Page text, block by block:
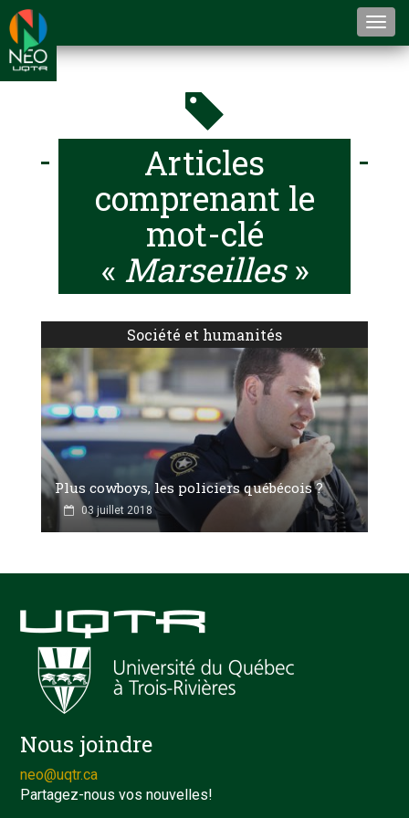
Articles
comprenant le
mot-clé
« Marseilles»
Société et humanités
Plus cowboys, les policiers québécois ?
03 juillet 2018
Nous joindre
neo@uqtr.ca
Partagez-nous vos nouvelles!